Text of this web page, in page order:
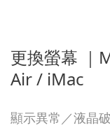
更換螢幕 ｜
Air / iMac
顯示異常／液晶